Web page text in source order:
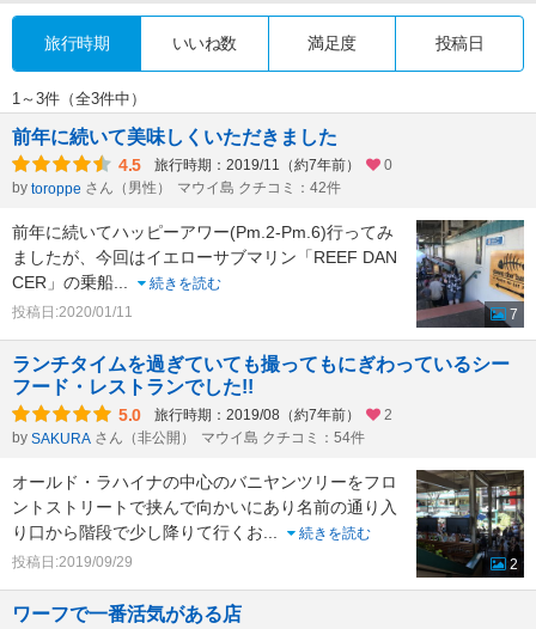
旅行時期 いいね数 満足度 投稿日
1～3件（全3件中）
前年に続いて美味しくいただきました
4.5 旅行時期：2019/11（約7年前）
0
by toroppe さん（男性） マウイ島 クチコミ：42件
前年に続いてハッピーアワー(Pm.2-Pm.6)行ってみ
ましたが、今回はイエローサブマリン「REEF DAN
CER」の乗船...
続きを読む
投稿日:2020/01/11
7
ランチタイムを過ぎていても撮ってもにぎわっているシー
フード・レストランでした!!
5.0 旅行時期：2019/08（約7年前）
2
by SAKURA さん（非公開） マウイ島 クチコミ：54件
オールド・ラハイナの中心のバニヤンツリーをフロ
ントストリートで挟んで向かいにあり名前の通り入
り口から階段で少し降りて行くお...
続きを読む
投稿日:2019/09/29
2
ワーフで一番活気がある店